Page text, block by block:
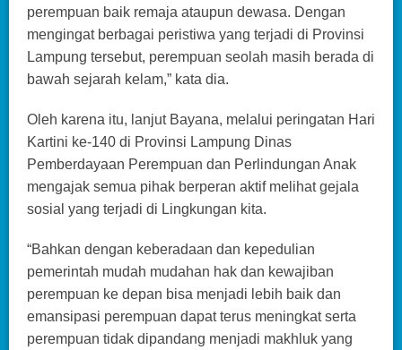
perempuan baik remaja ataupun dewasa. Dengan
mengingat berbagai peristiwa yang terjadi di Provinsi
Lampung tersebut, perempuan seolah masih berada di
bawah sejarah kelam,” kata dia.
Oleh karena itu, lanjut Bayana, melalui peringatan Hari
Kartini ke-140 di Provinsi Lampung Dinas
Pemberdayaan Perempuan dan Perlindungan Anak
mengajak semua pihak berperan aktif melihat gejala
sosial yang terjadi di Lingkungan kita.
“Bahkan dengan keberadaan dan kepedulian
pemerintah mudah mudahan hak dan kewajiban
perempuan ke depan bisa menjadi lebih baik dan
emansipasi perempuan dapat terus meningkat serta
perempuan tidak dipandang menjadi makhluk yang